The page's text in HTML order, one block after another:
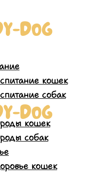
кошек
собак
кошек
собак
кошек